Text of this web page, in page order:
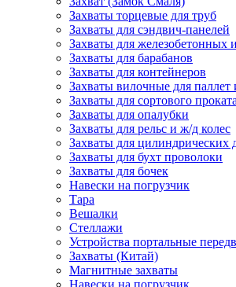
Захваты торцевые для труб
Захваты для сэндвич-панелей
Захваты для железобетонных
Захваты для барабанов
Захваты для контейнеров
Захваты вилочные для паллет
Захваты для сортового проката
Захваты для опалубки
Захваты для рельс и ж/д колес
Захваты для цилиндрических
Захваты для бухт проволоки
Захваты для бочек
Навески на погрузчик
Тара
Вешалки
Стеллажи
Устройства портальные
Захваты (Китай)
Магнитные захваты
Навески на погрузчик